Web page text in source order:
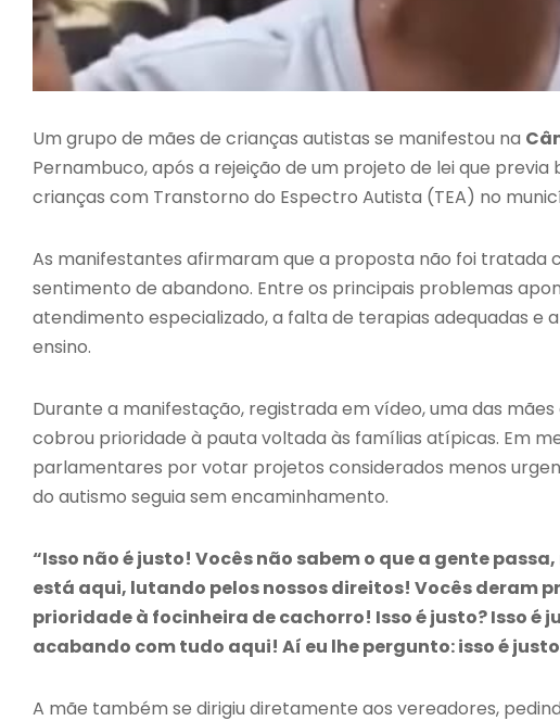
Um grupo de mães de crianças autistas se manifestou na
Pernambuco, após a rejeição de um projeto de lei que
crianças com Transtorno do Espectro Autista (TEA) no
As manifestantes afirmaram que a proposta não foi
sentimento de abandono. Entre os principais problemas
atendimento especializado, a falta de terapias adequadas e
ensino.
Durante a manifestação, registrada em vídeo, uma das
cobrou prioridade à pauta voltada às famílias atípicas. Em
parlamentares por votar projetos considerados menos
do autismo seguia sem encaminhamento.
“Isso não é justo! Vocês não sabem o que a gente
está aqui, lutando pelos nossos direitos! Vocês deram
prioridade à focinheira de cachorro! Isso é justo? Isso é
acabando com tudo aqui! Aí eu lhe pergunto: isso é
A mãe também se dirigiu diretamente aos vereadores,